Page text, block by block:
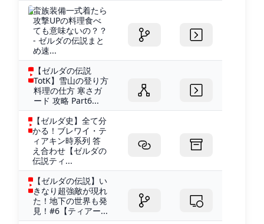
蛮族装備一式着たら
攻撃UPの料理食べ
ても意味ないの？？
- ゼルダの伝説まと
め速...
【ゼルダの伝説
TotK】雪山の登り方
料理の仕方 寒さガ
ード 攻略 Part6...
【ゼルダ史】全て分
かる！ブレワイ・テ
ィアキン時系列 答
え合わせ【ゼルダの
伝説ティ...
【ゼルダの伝説】い
きなり超強敵が現れ
た！地下の世界も発
見！#6【ティアー...